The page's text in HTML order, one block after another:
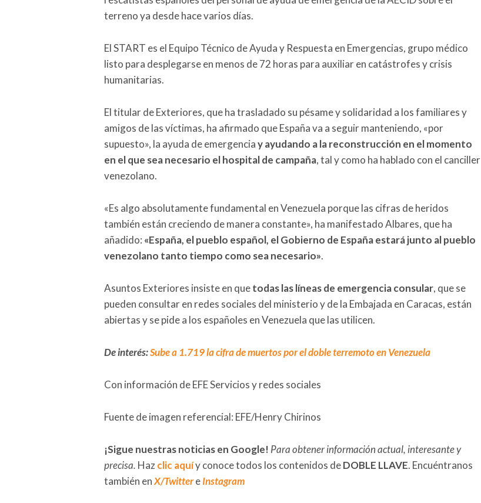
terreno ya desde hace varios días.
El START es el Equipo Técnico de Ayuda y Respuesta en Emergencias, grupo médico
listo para desplegarse en menos de 72 horas para auxiliar en catástrofes y crisis
humanitarias.
El titular de Exteriores, que ha trasladado su pésame y solidaridad a los familiares y
amigos de las víctimas, ha afirmado que España va a seguir manteniendo, «por
supuesto», la ayuda de emergenciay ayudando a la reconstrucción en el momento
en el que sea necesario el hospital de campaña, tal y como ha hablado con el canciller
venezolano.
«Es algo absolutamente fundamental en Venezuela porque las cifras de heridos
también están creciendo de manera constante», ha manifestado Albares, que ha
añadido: «España, el pueblo español, el Gobierno de España estará junto al pueblo
venezolano tanto tiempo como sea necesario».
Asuntos Exteriores insiste en quetodas las líneas de emergencia consular, que se
pueden consultar en redes sociales del ministerio y de la Embajada en Caracas, están
abiertas y se pide a los españoles en Venezuela que las utilicen.
De interés:Sube a 1.719 la cifra de muertos por el doble terremoto en Venezuela
Con información de EFE Servicios y redes sociales
Fuente de imagen referencial: EFE/Henry Chirinos
¡Sigue nuestras noticias en Google! Para obtener información actual, interesante y
precisa. Hazclic aquíy conoce todos los contenidos deDOBLE LLAVE. Encuéntranos
también enX/TwittereInstagram